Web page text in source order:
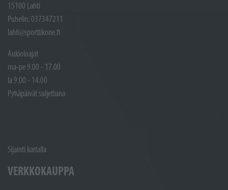
15100 Lahti
Puhelin: 037347211
lahti@sporttikone.fi
Aukioloajat
ma-pe 9.00 - 17.00
la 9.00 - 14.00
Pyhäpäivät suljettuna
Sijainti kartalla
VERKKOKAUPPA